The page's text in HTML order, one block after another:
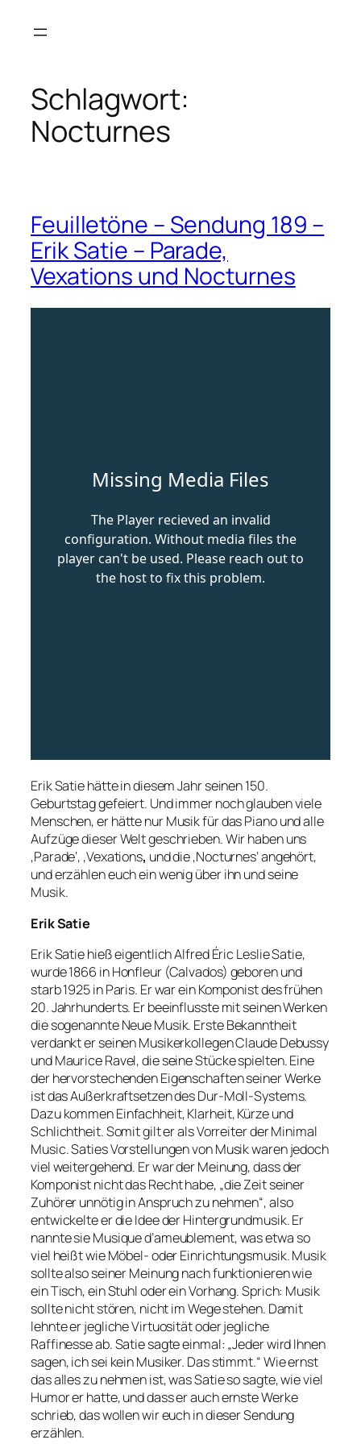
Inhalt
Schlagwort:
Nocturnes
Feuilletöne – Sendung 189 –
Erik Satie – Parade,
Vexations und Nocturnes
Erik Satie hätte in diesem Jahr seinen 150.
Geburtstag gefeiert. Und immer noch glauben viele
Menschen, er hätte nur Musik für das Piano und alle
Aufzüge dieser Welt geschrieben. Wir haben uns
‚Parade‘, ‚Vexations‚ und die ‚Nocturnes‘ angehört,
und erzählen euch ein wenig über ihn und seine
Musik.
Erik Satie
Erik Satie hieß eigentlich Alfred Éric Leslie Satie,
wurde 1866 in Honfleur (Calvados) geboren und
starb 1925 in Paris. Er war ein Komponist des frühen
20. Jahrhunderts. Er beeinflusste mit seinen Werken
die sogenannte Neue Musik. Erste Bekanntheit
verdankt er seinen Musikerkollegen Claude Debussy
und Maurice Ravel, die seine Stücke spielten. Eine
der hervorstechenden Eigenschaften seiner Werke
ist das Außerkraftsetzen des Dur-Moll-Systems.
Dazu kommen Einfachheit, Klarheit, Kürze und
Schlichtheit. Somit gilt er als Vorreiter der Minimal
Music. Saties Vorstellungen von Musik waren jedoch
viel weitergehend. Er war der Meinung, dass der
Komponist nicht das Recht habe, „die Zeit seiner
Zuhörer unnötig in Anspruch zu nehmen“, also
entwickelte er die Idee der Hintergrundmusik. Er
nannte sie Musique d’ameublement, was etwa so
viel heißt wie Möbel- oder Einrichtungsmusik. Musik
sollte also seiner Meinung nach funktionieren wie
ein Tisch, ein Stuhl oder ein Vorhang. Sprich: Musik
sollte nicht stören, nicht im Wege stehen. Damit
lehnte er jegliche Virtuosität oder jegliche
Raffinesse ab. Satie sagte einmal: „Jeder wird Ihnen
sagen, ich sei kein Musiker. Das stimmt.“ Wie ernst
das alles zu nehmen ist, was Satie so sagte, wie viel
Humor er hatte, und dass er auch ernste Werke
schrieb, das wollen wir euch in dieser Sendung
erzählen.